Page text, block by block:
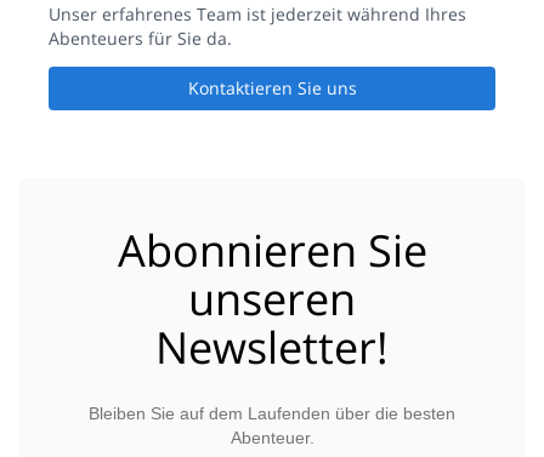
Unser erfahrenes Team ist jederzeit während Ihres
Abenteuers für Sie da.
Kontaktieren Sie uns
Abonnieren Sie
unseren
Newsletter!
Bleiben Sie auf dem Laufenden über die besten
Abenteuer.